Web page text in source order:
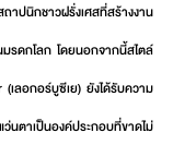
าปนิกชาวฝรั่งเศสที่สร้างงาน
รดกโลก โดยนอกจากนี้สไตล์
เลอกอร์บูซีเย) ยังได้รับความ
นตาเป็นองค์ประกอบที่ขาดไม่